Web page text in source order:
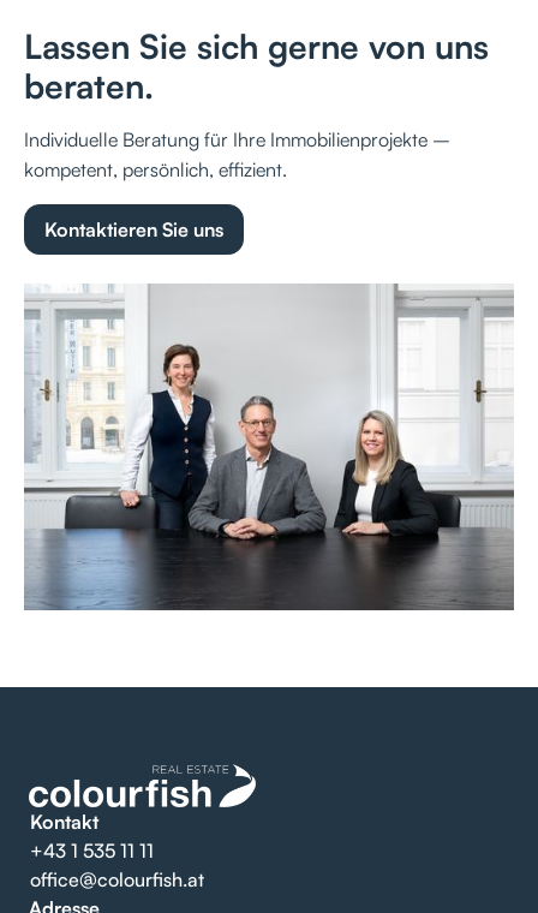
Lassen Sie sich gerne von uns
beraten.
Individuelle Beratung für Ihre Immobilienprojekte –
kompetent, persönlich, effizient.
Kontaktieren Sie uns
Kontakt
+43 1 535 11 11
office@colourfish.at